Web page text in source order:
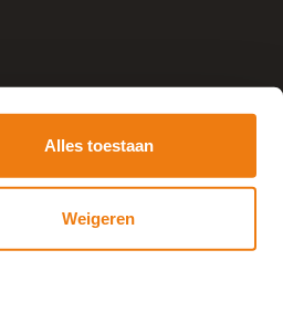
Alles toestaan
Weigeren